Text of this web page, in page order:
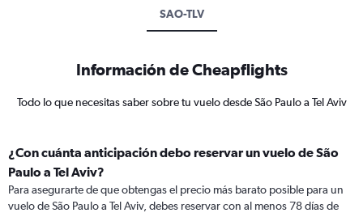
SAO-TLV
Información de Cheapflights
Todo lo que necesitas saber sobre tu vuelo desde São Paulo a Tel Aviv
¿Con cuánta anticipación debo reservar un vuelo de São
Paulo a Tel Aviv?
Para asegurarte de que obtengas el precio más barato posible para un
vuelo de São Paulo a Tel Aviv, debes reservar con al menos 78 días de